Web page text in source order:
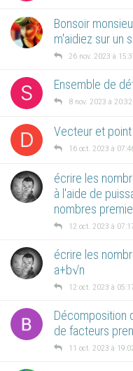
Bonsoir
m'aidiez sur un
26 nov. 2023 à
S Ensemble de
8 nov. 2023 à 20:32
D Vecteur et point
16 oct. 2023 à
écrire les
à l'aide de
nombres
12 oct. 2023 à
écrire les
a+b√n
12 oct. 2023 à
Décomposition
de facteurs
11 oct. 2023 à